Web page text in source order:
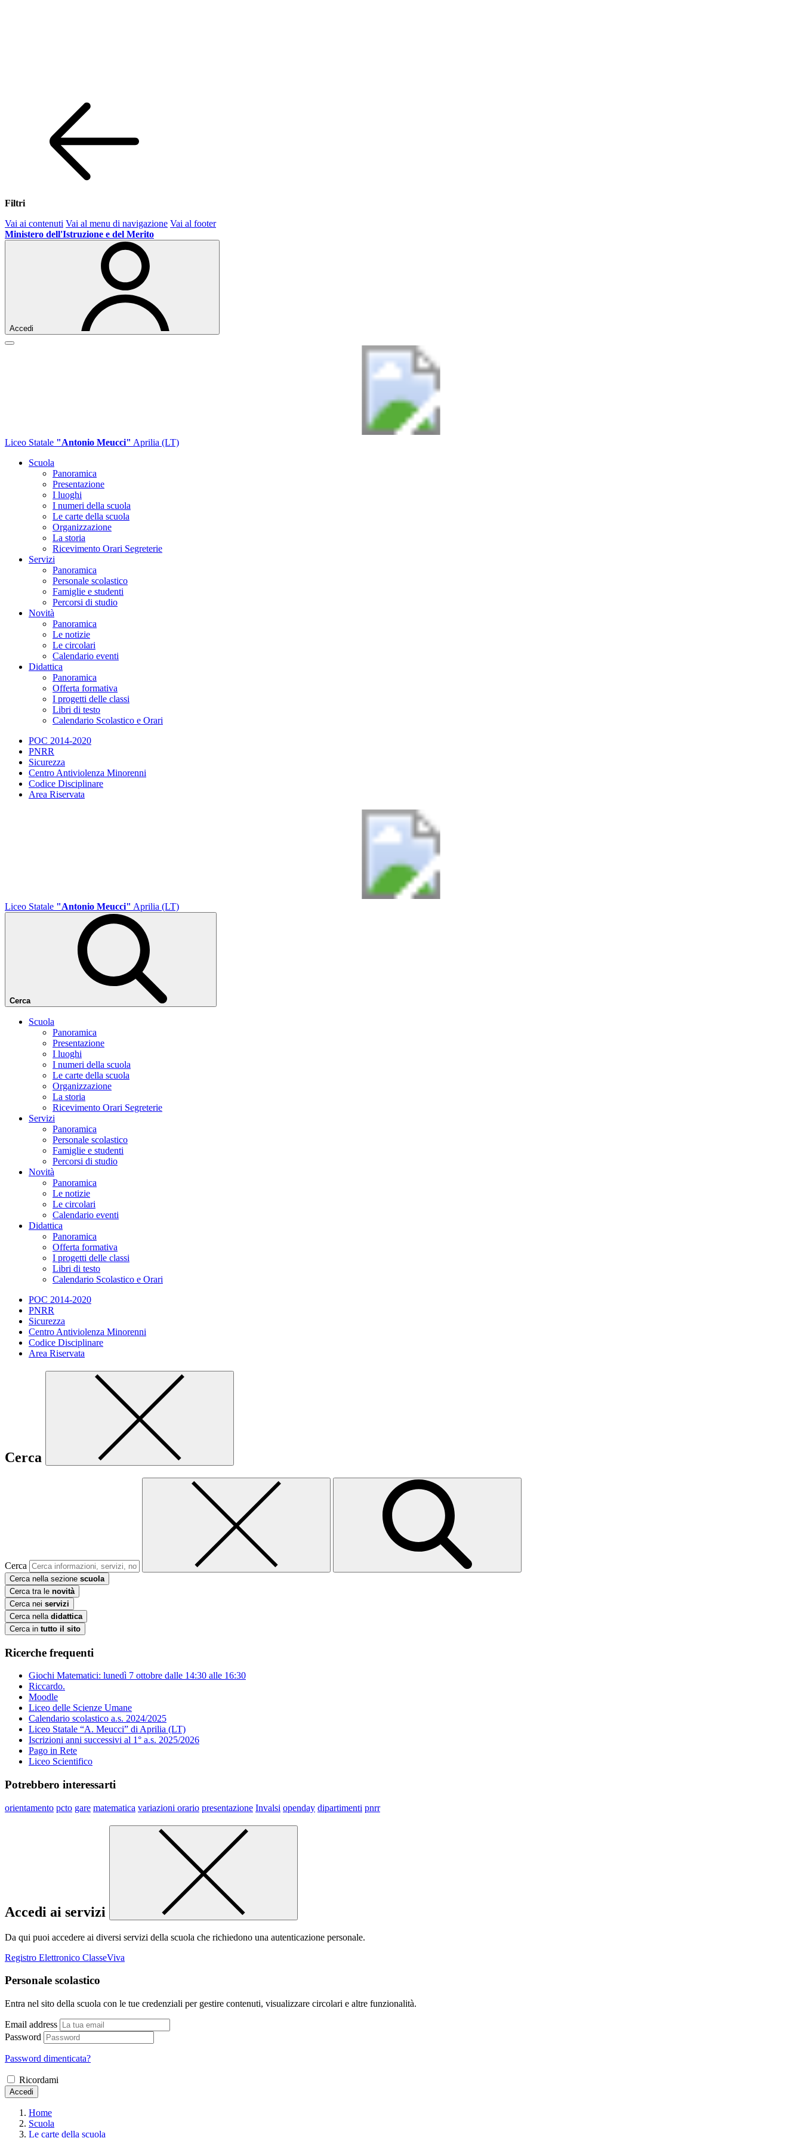
Filtri
Vai ai contenuti Vai al menu di navigazione Vai al footer
Ministero dell'Istruzione e del Merito
Accedi
Liceo Statale "Antonio Meucci" Aprilia (LT)
Scuola
Panoramica
Presentazione
I luoghi
I numeri della scuola
Le carte della scuola
Organizzazione
La storia
Ricevimento Orari Segreterie
Servizi
Panoramica
Personale scolastico
Famiglie e studenti
Percorsi di studio
Novità
Panoramica
Le notizie
Le circolari
Calendario eventi
Didattica
Panoramica
Offerta formativa
I progetti delle classi
Libri di testo
Calendario Scolastico e Orari
POC 2014-2020
PNRR
Sicurezza
Centro Antiviolenza Minorenni
Codice Disciplinare
Area Riservata
Liceo Statale "Antonio Meucci" Aprilia (LT)
Cerca
Scuola
Panoramica
Presentazione
I luoghi
I numeri della scuola
Le carte della scuola
Organizzazione
La storia
Ricevimento Orari Segreterie
Servizi
Panoramica
Personale scolastico
Famiglie e studenti
Percorsi di studio
Novità
Panoramica
Le notizie
Le circolari
Calendario eventi
Didattica
Panoramica
Offerta formativa
I progetti delle classi
Libri di testo
Calendario Scolastico e Orari
POC 2014-2020
PNRR
Sicurezza
Centro Antiviolenza Minorenni
Codice Disciplinare
Area Riservata
Cerca
Cerca
Cerca nella sezione scuola
Cerca tra le novità
Cerca nei servizi
Cerca nella didattica
Cerca in tutto il sito
Ricerche frequenti
Giochi Matematici: lunedì 7 ottobre dalle 14:30 alle 16:30
Riccardo.
Moodle
Liceo delle Scienze Umane
Calendario scolastico a.s. 2024/2025
Liceo Statale “A. Meucci” di Aprilia (LT)
Iscrizioni anni successivi al 1° a.s. 2025/2026
Pago in Rete
Liceo Scientifico
Potrebbero interessarti
orientamento pcto gare matematica variazioni orario presentazione Invalsi openday dipartimenti pnrr
Accedi ai servizi
Da qui puoi accedere ai diversi servizi della scuola che richiedono una autenticazione personale.
Registro Elettronico ClasseViva
Personale scolastico
Entra nel sito della scuola con le tue credenziali per gestire contenuti, visualizzare circolari e altre funzionalità.
Email address
Password
Password dimenticata?
Ricordami
Accedi
Home
Scuola
Le carte della scuola